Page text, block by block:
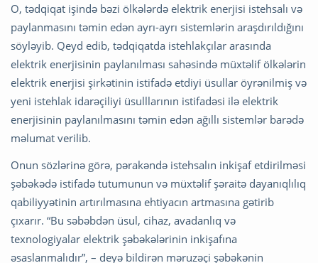
O, tədqiqat işində bəzi ölkələrdə elektrik enerjisi istehsalı və
paylanmasını təmin edən ayrı-ayrı sistemlərin araşdırıldığını
söyləyib. Qeyd edib, tədqiqatda istehlakçılar arasında
elektrik enerjisinin paylanılması sahəsində müxtəlif ölkələrin
elektrik enerjisi şirkətinin istifadə etdiyi üsullar öyrənilmiş və
yeni istehlak idarəçiliyi üsulllarının istifadəsi ilə elektrik
enerjisinin paylanılmasını təmin edən ağıllı sistemlər barədə
məlumat verilib.
Onun sözlərinə görə, pərakəndə istehsalın inkişaf etdirilməsi
şəbəkədə istifadə tutumunun və müxtəlif şəraitə dayanıqlılıq
qabiliyyətinin artırılmasına ehtiyacın artmasına gətirib
çıxarır. “Bu səbəbdən üsul, cihaz, avadanlıq və
texnologiyalar elektrik şəbəkələrinin inkişafına
əsaslanmalıdır”, – deyə bildirən məruzəçi şəbəkənin